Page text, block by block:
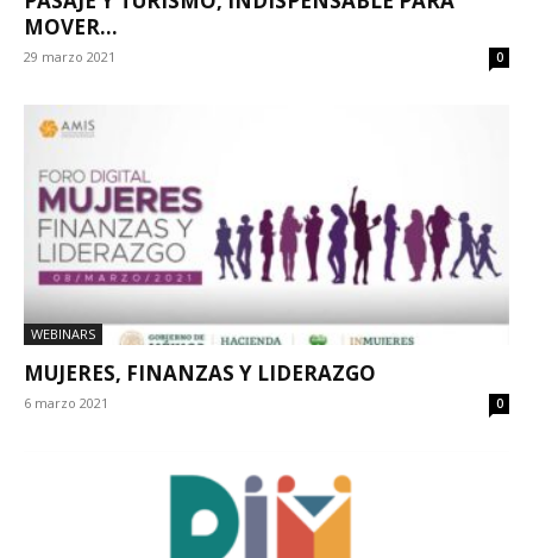
MOVER...
29 marzo 2021 0
WEBINARS
MUJERES, FINANZAS Y LIDERAZGO
6 marzo 2021 0